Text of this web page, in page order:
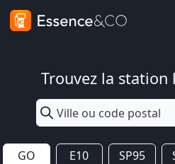
Trouvez la station
GO E10 SP95